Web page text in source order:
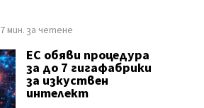
7 мин. за четене
ЕС обяви процедура
за до 7 гигафабрики
за изкуствен
интелект